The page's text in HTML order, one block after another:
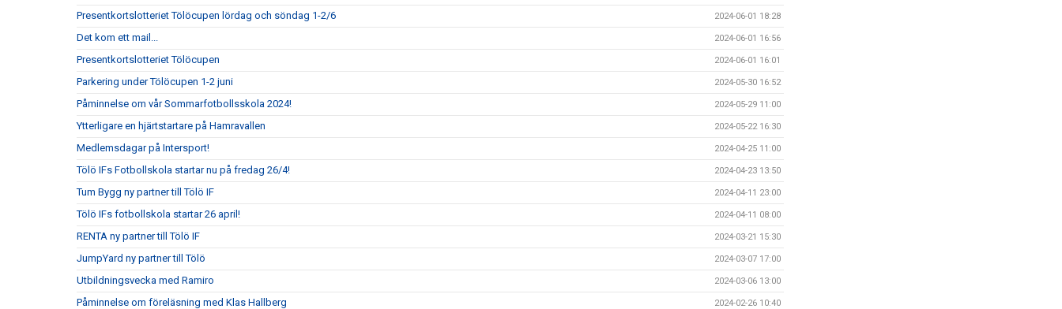
Presentkortslotteriet Tölöcupen lördag och söndag 1-2/6 2024-06-01 18:28
Det kom ett mail... 2024-06-01 16:56
Presentkortslotteriet Tölöcupen 2024-06-01 16:01
Parkering under Tölöcupen 1-2 juni 2024-05-30 16:52
Påminnelse om vår Sommarfotbollsskola 2024! 2024-05-29 11:00
Ytterligare en hjärtstartare på Hamravallen 2024-05-22 16:30
Medlemsdagar på Intersport! 2024-04-25 11:00
Tölö IFs Fotbollskola startar nu på fredag 26/4! 2024-04-23 13:50
Tum Bygg ny partner till Tölö IF 2024-04-11 23:00
Tölö IFs fotbollskola startar 26 april! 2024-04-11 08:00
RENTA ny partner till Tölö IF 2024-03-21 15:30
JumpYard ny partner till Tölö 2024-03-07 17:00
Utbildningsvecka med Ramiro 2024-03-06 13:00
Påminnelse om föreläsning med Klas Hallberg 2024-02-26 10:40